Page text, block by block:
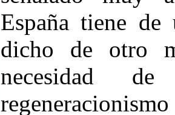
España tiene
dicho de otro
necesidad